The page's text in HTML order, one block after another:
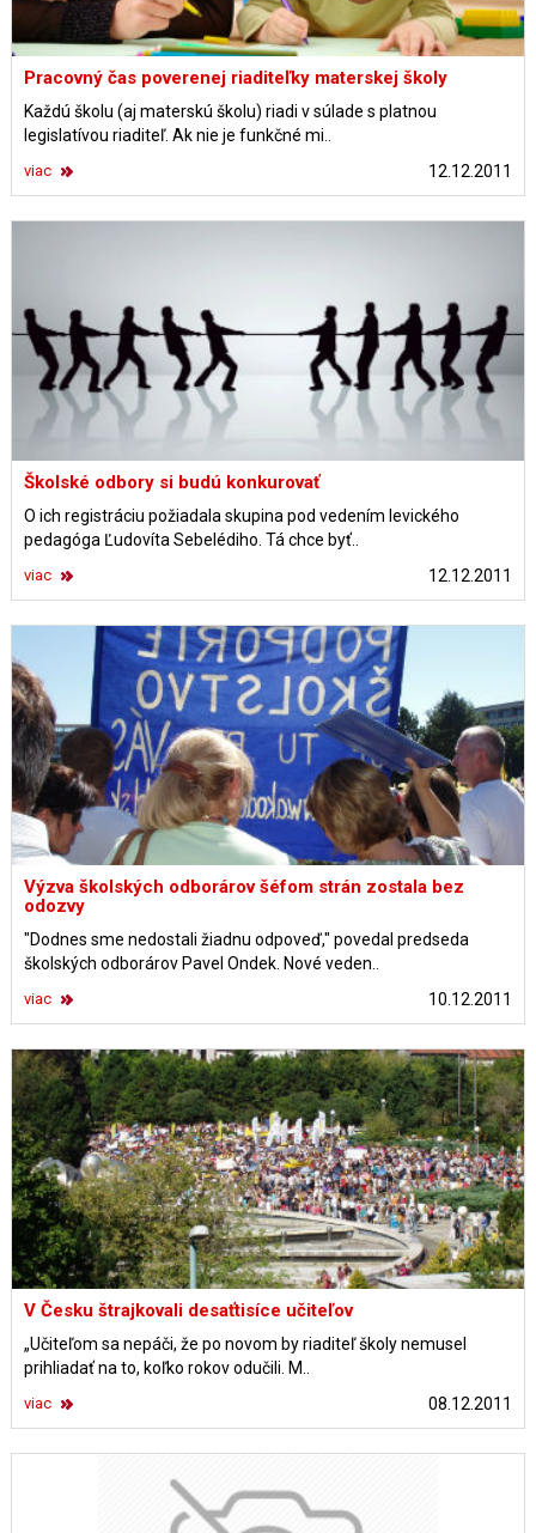
Pracovný čas poverenej riaditeľky materskej školy
Každú školu (aj materskú školu) riadi v súlade s platnou
legislatívou riaditeľ. Ak nie je funkčné mi..
12.12.2011
viac
Školské odbory si budú konkurovať
O ich registráciu požiadala skupina pod vedením levického
pedagóga Ľudovíta Sebelédiho. Tá chce byť..
12.12.2011
viac
Výzva školských odborárov šéfom strán zostala bez
odozvy
"Dodnes sme nedostali žiadnu odpoveď," povedal predseda
školských odborárov Pavel Ondek. Nové veden..
10.12.2011
viac
V Česku štrajkovali desaťtisíce učiteľov
„Učiteľom sa nepáči, že po novom by riaditeľ školy nemusel
prihliadať na to, koľko rokov odučili. M..
08.12.2011
viac